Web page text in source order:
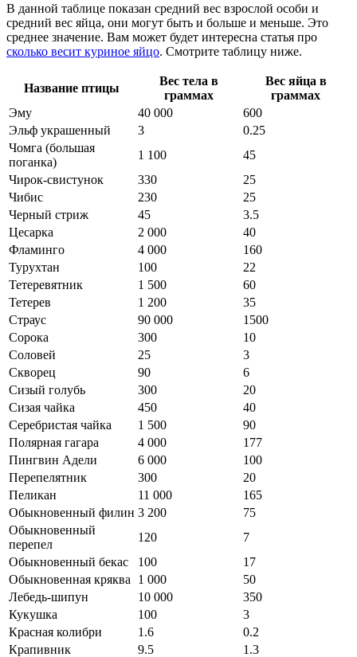
В данной таблице показан средний вес взрослой особи и
средний вес яйца, они могут быть и больше и меньше. Это
среднее значение. Вам может будет интересна статья про
сколько весит куриное яйцо. Смотрите таблицу ниже.
Название птицы
Вес тела в
граммах
Вес яйца в
граммах
Эму
40 000
600
Эльф украшенный
3
0.25
Чомга (большая
поганка)
1 100
45
Чирок-свистунок
330
25
Чибис
230
25
Черный стриж
45
3.5
Цесарка
2 000
40
Фламинго
4 000
160
Турухтан
100
22
Тетеревятник
1 500
60
Тетерев
1 200
35
Страус
90 000
1500
Сорока
300
10
Соловей
25
3
Скворец
90
6
Сизый голубь
300
20
Сизая чайка
450
40
Серебристая чайка
1 500
90
Полярная гагара
4 000
177
Пингвин Адели
6 000
100
Перепелятник
300
20
Пеликан
11 000
165
Обыкновенный филин 3 200
75
Обыкновенный
перепел
120
7
Обыкновенный бекас
100
17
Обыкновенная кряква
1 000
50
Лебедь-шипун
10 000
350
Кукушка
100
3
Красная колибри
1.6
0.2
Крапивник
9.5
1.3